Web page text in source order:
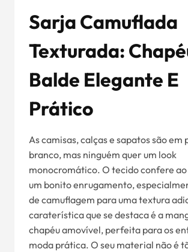
Sarja Camuflada
Texturada:
Balde Elegante E
Prático
As camisas, calças e sapatos são em
branco, mas ninguém quer um look
monocromático. O tecido confere
um bonito enrugamento,
de camuflagem para uma textura
caraterística que se destaca é a
chapéu amovível, perfeita para os
moda prática. O seu material não é